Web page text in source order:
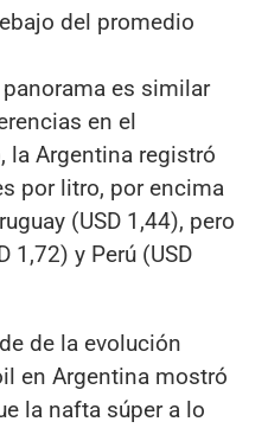
del promedio
es similar
en el
la Argentina registró
por litro, por encima
(USD 1,44), pero
1,72) y Perú (USD
de la evolución
en Argentina mostró
la nafta súper a lo